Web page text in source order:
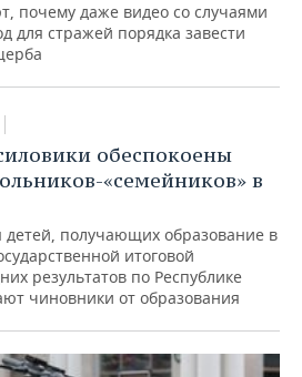
почему даже видео со случаями
для стражей порядка завести
обеспокоены
«семейников» в
детей, получающих образование в
итоговой
результатов по Республике
чиновники от образования